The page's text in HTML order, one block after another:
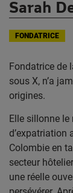
Sarah
FONDATRICE
Fondatrice de
sous X, n’a
origines.
Elle sillonne
d’expatriation
Colombie en
secteur
une réelle